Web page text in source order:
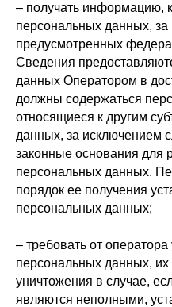
– получать информацию,
персональных данных,
предусмотренных
Сведения
данных Оператором в
должны содержаться
относящиеся к другим
данных, за исключением
законные основания для
персональных данных.
порядок ее получения
персональных данных;
– требовать от оператора
персональных данных, их
уничтожения в случае,
являются неполными,